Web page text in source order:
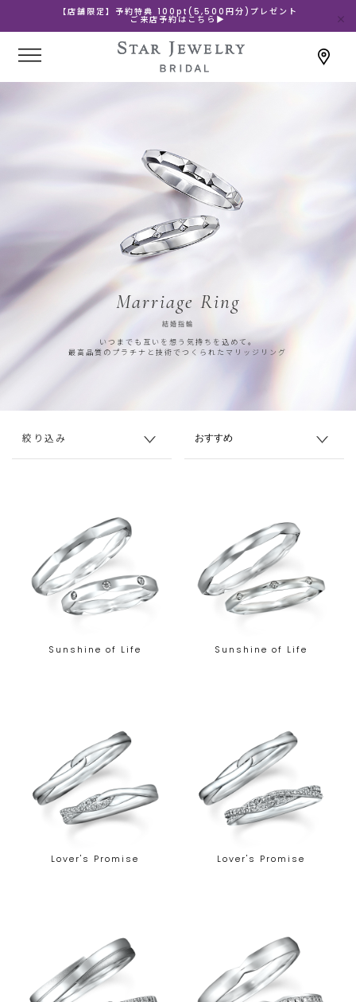
【店舗限定】予約特典 100pt(5,500円分)プレゼント
ご来店予約はこちら▶
Marriage Ring
結婚指輪
いつまでも互いを想う気持ちを込めて。
最高品質のプラチナと技術でつくられたマリッジリング
絞り込み
Sunshine of Life Sunshine of Life
Lover's Promise Lover's Promise